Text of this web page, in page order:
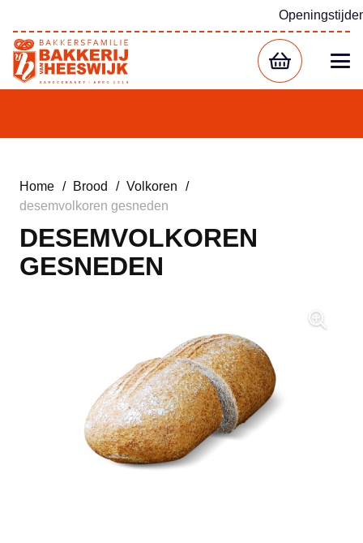
Home / Brood / Volkoren
/
desemvolkoren gesneden
DESEMVOLKOREN
GESNEDEN